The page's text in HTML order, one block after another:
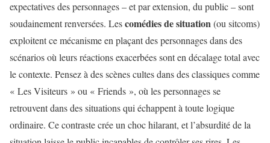
expectatives des personnages – et par extension, du public – sont
soudainement renversées. Lescomédies de situation(ou sitcoms)
exploitent ce mécanisme en plaçant des personnages dans des
scénarios où leurs réactions exacerbées sont en décalage total avec
le contexte. Pensez à des scènes cultes dans des classiques comme
« Les Visiteurs » ou « Friends », où les personnages se
retrouvent dans des situations qui échappent à toute logique
ordinaire. Ce contraste crée un choc hilarant, et l’absurdité de la